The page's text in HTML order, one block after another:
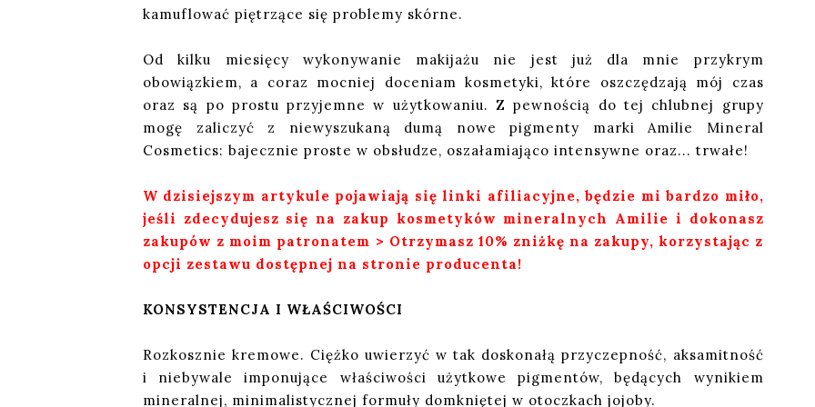
kamuflować piętrzące się problemy skórne.
Od kilku miesięcy wykonywanie makijażu nie jest już dla mnie przykrym
obowiązkiem, a coraz mocniej doceniam kosmetyki, które oszczędzają mój czas
oraz są po prostu przyjemne w użytkowaniu. Z pewnością do tej chlubnej grupy
mogę zaliczyć z niewyszukaną dumą nowe pigmenty marki Amilie Mineral
Cosmetics: bajecznie proste w obsłudze, oszałamiająco intensywne oraz... trwałe!
W dzisiejszym artykule pojawiają się linki afiliacyjne, będzie mi bardzo miło,
jeśli zdecydujesz się na zakup kosmetyków mineralnych Amilie i dokonasz
zakupów z moim patronatem > Otrzymasz 10% zniżkę na zakupy, korzystając z
opcji zestawu dostępnej na stronie producenta!
KONSYSTENCJA I WŁAŚCIWOŚCI
Rozkosznie kremowe. Ciężko uwierzyć w tak doskonałą przyczepność, aksamitność
i niebywale imponujące właściwości użytkowe pigmentów, będących wynikiem
mineralnej, minimalistycznej formuły domkniętej w otoczkach jojoby.